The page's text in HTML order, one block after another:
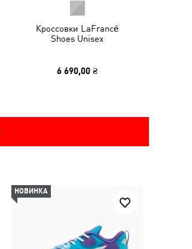
Кроссовки LaFrancé
Shoes Unisex
6 690,00 ₴
НОВИНКА